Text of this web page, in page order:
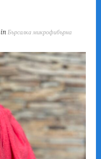
inБърсалка микрофибърна